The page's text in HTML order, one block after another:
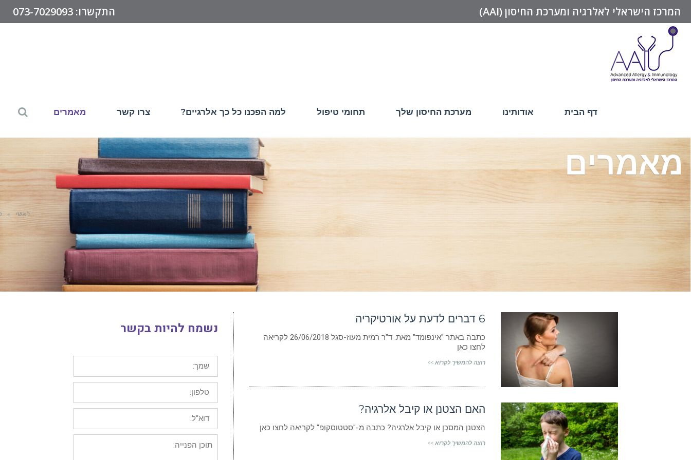
המרכז הישראלי לאלרגיה ומערכת החיסון (AAI) התקשרו: 073-7029093
דף הבית אודותינו מערכת החיסון שלך תחומי טיפול למה הפכנו כל כך אלרגיים? צרו קשר מאמרים
מאמרים
ראשי »
6 דברים לדעת על אורטיקריה
כתבה באתר "אינפומד" מאת: ד"ר רמית מעוז-סגל 26/06/2018 לקריאה
לחצו כאן
רוצה להמשיך לקרוא >>
האם הצטנן או קיבל אלרגיה?
הצטנן המסכן או קיבל אלרגיה? כתבה מ-"סטטוסקופ" לקריאה לחצו כאן
רוצה להמשיך לקרוא >>
נשמח להיות בקשר